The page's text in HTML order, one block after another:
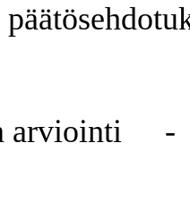
arviointi -